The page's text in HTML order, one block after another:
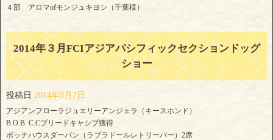
４部 アロマofモンジュキヨシ（千葉様）
2014年３月FCIアジアパシフィックセクションドッグ
ショー
投稿日 2014年9月7日
アジアンフローラジュエリーアンジェラ（キースホンド）
B.O.B C.Cブリードキャシブ獲得
ボッチハウスダーバン（ラブラドールレトリーバー）2席